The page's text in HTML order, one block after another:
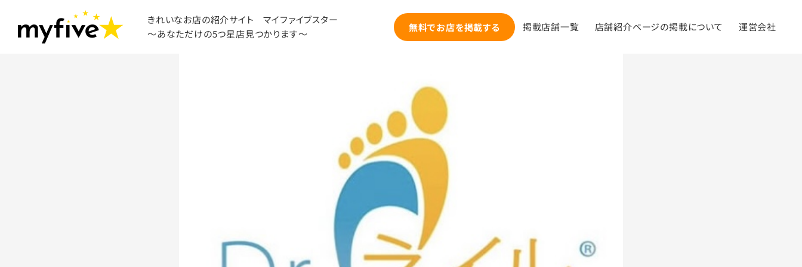
きれいなお店の紹介サイトマイファイブスター
～あなただけの5つ星店見つかります～
無料でお店を掲載する 掲載店舗一覧 店舗紹介ページの掲載について 運営会社